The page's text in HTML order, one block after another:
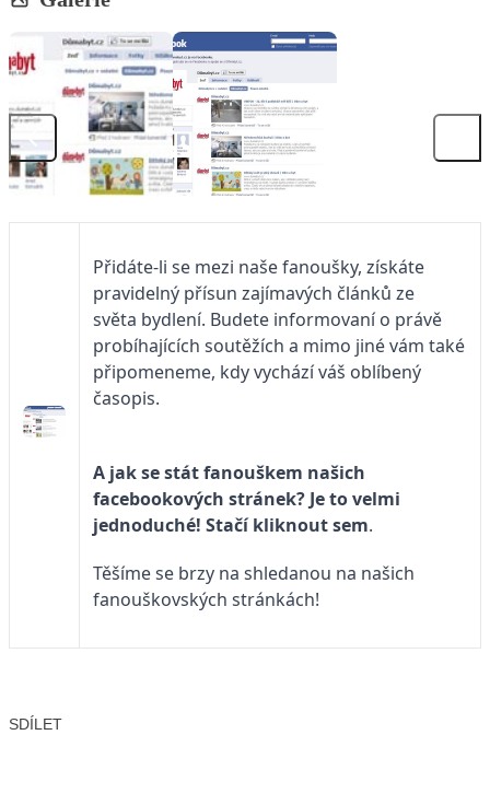
Přidáte-li se mezi naše fanoušky, získáte
pravidelný přísun zajímavých článků ze
světa bydlení. Budete informovaní o právě
probíhajících soutěžích a mimo jiné vám také
připomeneme, kdy vychází váš oblíbený
časopis.
A jak se stát fanouškem našich
facebookových stránek? Je to velmi
jednoduché! Stačí kliknoutsem.
Těšíme se brzy na shledanou na našich
fanouškovských stránkách!
SDÍLET